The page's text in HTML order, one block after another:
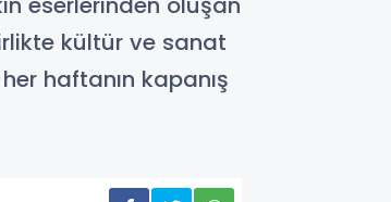
kültür ve sanat
haftanın kapanış